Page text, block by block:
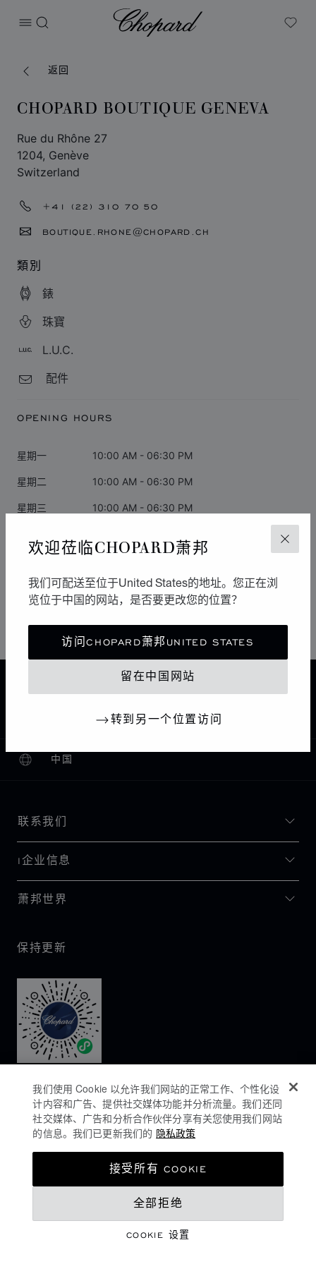
关闭
欢迎莅临CHOPARD萧邦
我们可配送至位于United States的地址。您正在浏
览位于中国的网站，是否要更改您的位置？
访问CHOPARD萧邦UNITED STATES
留在中国网站
转到另一个位置访问
打开菜单
搜索
Chopard
My
返回
CHOPARD BOUTIQUE GENEVA
Rue du Rhône 27
1204, Genève
Switzerland
+41 (22) 310 70 50
BOUTIQUE.RHONE@CHOPARD.CH
類別
錶
珠寶
L.U.C.
配件
OPENING HOURS
星期一 10:00 AM - 06:30 PM
星期二 10:00 AM - 06:30 PM
星期三 10:00 AM - 06:30 PM
星期六 10:00 AM - 05:00 PM
所有店铺
中国
本地化（更改国家/地区）
更改国家/地区
联系我们
I企业信息
萧邦世界
保持更新
COOKIES政策
我们使用 Cookie 以允许我们网站的正常工作、个性化设
计内容和广告、提供社交媒体功能并分析流量。我们还同
社交媒体、广告和分析合作伙伴分享有关您使用我们网站
的信息。我们已更新我们的 隐私政策
COOKIE 设置
全部拒绝
接受所有 COOKIE